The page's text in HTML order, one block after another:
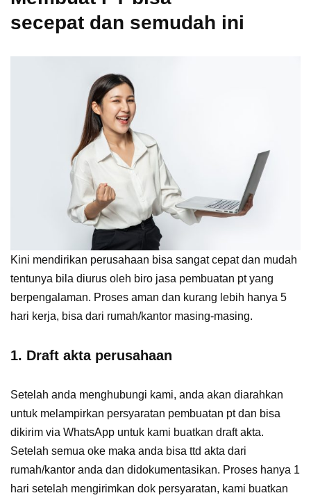
secepat dan semudah ini
Kini mendirikan perusahaan bisa sangat cepat dan mudah
tentunya bila diurus oleh biro jasa pembuatan pt yang
berpengalaman. Proses aman dan kurang lebih hanya 5
hari kerja, bisa dari rumah/kantor masing-masing.
1. Draft akta perusahaan
Setelah anda menghubungi kami, anda akan diarahkan
untuk melampirkan persyaratan pembuatan pt dan bisa
dikirim via WhatsApp untuk kami buatkan draft akta.
Setelah semua oke maka anda bisa ttd akta dari
rumah/kantor anda dan didokumentasikan. Proses hanya 1
hari setelah mengirimkan dok persyaratan, kami buatkan